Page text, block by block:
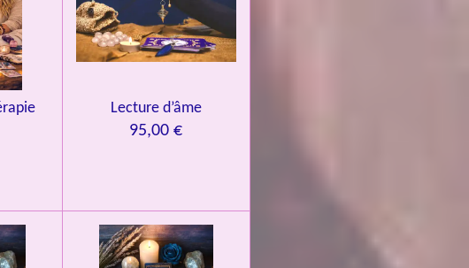
Lecture d’âme
95,00 €